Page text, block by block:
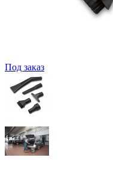
Под заказ